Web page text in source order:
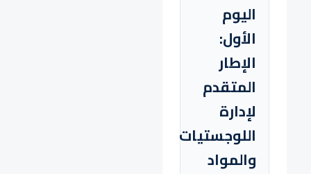
اليوم
الأول:
الإطار
المتقدم
لإدارة
اللوجستيات
والمواد